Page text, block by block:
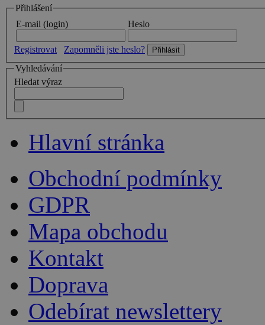
Přihlášení
E-mail (login)
Heslo
Registrovat
Zapomněli jste heslo?
Vyhledávání
Hledat výraz
Hlavní stránka
Obchodní podmínky
GDPR
Mapa obchodu
Kontakt
Doprava
Odebírat newslettery